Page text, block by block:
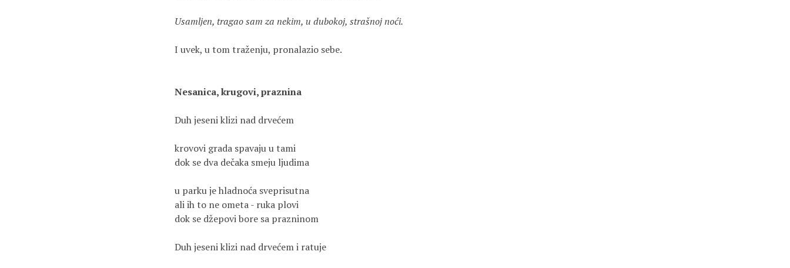
Usamljen, tragao sam za nekim, u dubokoj, strašnoj noći.
I uvek, u tom traženju, pronalazio sebe.
Nesanica, krugovi, praznina
Duh jeseni klizi nad drvećem
krovovi grada spavaju u tami
dok se dva dečaka smeju ljudima
u parku je hladnoća sveprisutna
ali ih to ne ometa - ruka plovi
dok se džepovi bore sa prazninom
Duh jeseni klizi nad drvećem i ratuje